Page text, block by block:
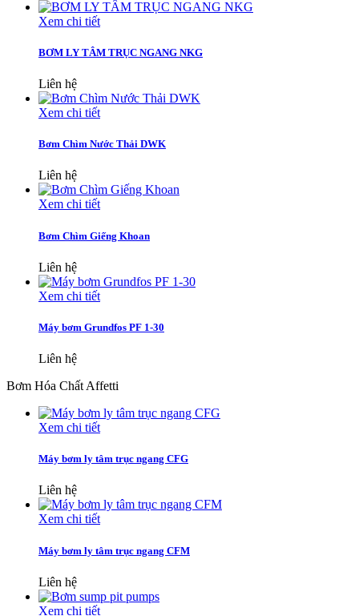
Xem chi tiết
BƠM LY TÂM TRỤC NGANG NKG
Liên hệ
Xem chi tiết
Bơm Chìm Nước Thải DWK
Liên hệ
Xem chi tiết
Bơm Chìm Giếng Khoan
Liên hệ
Xem chi tiết
Máy bơm Grundfos PF 1-30
Liên hệ
Bơm Hóa Chất Affetti
Xem chi tiết
Máy bơm ly tâm trục ngang CFG
Liên hệ
Xem chi tiết
Máy bơm ly tâm trục ngang CFM
Liên hệ
Xem chi tiết